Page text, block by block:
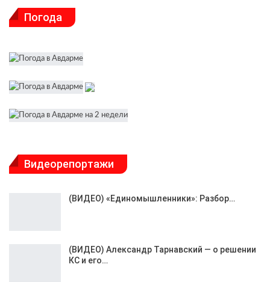
Погода
Видеорепортажи
(ВИДЕО) «Единомышленники»: Разбор…
(ВИДЕО) Александр Тарнавский — о решении
КС и его…